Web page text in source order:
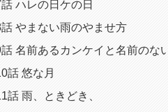
ハレの日ケの日
やまない雨のやませ方
名前あるカンケイと名前のな
話 悠な月
話 雨、ときどき、